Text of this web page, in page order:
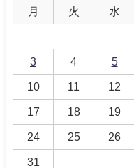
月 火 水
3 4 5
10 11 12
17 18 19
24 25 26
31